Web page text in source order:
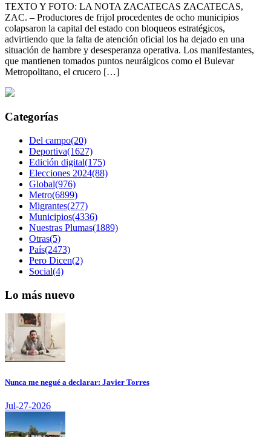
TEXTO Y FOTO: LA NOTA ZACATECAS ZACATECAS,
ZAC. – Productores de frijol procedentes de ocho municipios
colapsaron la capital del estado con bloqueos estratégicos,
advirtiendo que la falta de atención oficial los ha dejado en una
situación de hambre y desesperanza operativa. Los manifestantes,
que mantienen tomados puntos neurálgicos como el Bulevar
Metropolitano, el crucero […]
Categorías
Del campo(20)
Deportiva(1627)
Edición digital(175)
Elecciones 2024(88)
Global(976)
Metro(6899)
Migrantes(277)
Municipios(4336)
Nuestras Plumas(1889)
Otras(5)
País(2473)
Pero Dicen(2)
Social(4)
Lo más nuevo
Nunca me negué a declarar: Javier Torres
Jul-27-2026